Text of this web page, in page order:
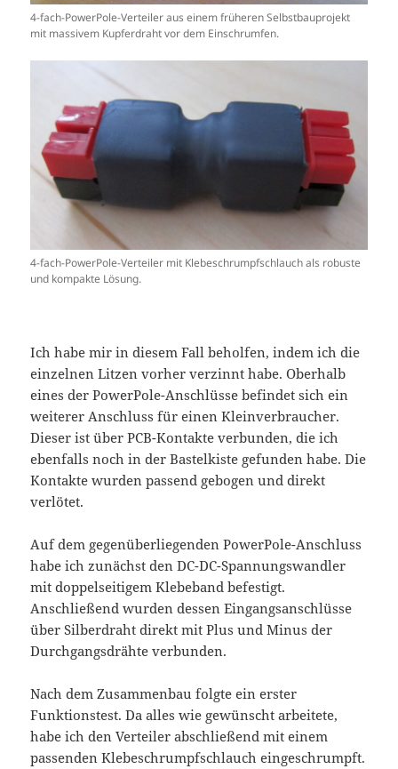
4-fach-PowerPole-Verteiler aus einem früheren Selbstbauprojekt
mit massivem Kupferdraht vor dem Einschrumfen.
4-fach-PowerPole-Verteiler mit Klebeschrumpfschlauch als robuste
und kompakte Lösung.
Ich habe mir in diesem Fall beholfen, indem ich die
einzelnen Litzen vorher verzinnt habe. Oberhalb
eines der PowerPole-Anschlüsse befindet sich ein
weiterer Anschluss für einen Kleinverbraucher.
Dieser ist über PCB-Kontakte verbunden, die ich
ebenfalls noch in der Bastelkiste gefunden habe. Die
Kontakte wurden passend gebogen und direkt
verlötet.
Auf dem gegenüberliegenden PowerPole-Anschluss
habe ich zunächst den DC-DC-Spannungswandler
mit doppelseitigem Klebeband befestigt.
Anschließend wurden dessen Eingangsanschlüsse
über Silberdraht direkt mit Plus und Minus der
Durchgangsdrähte verbunden.
Nach dem Zusammenbau folgte ein erster
Funktionstest. Da alles wie gewünscht arbeitete,
habe ich den Verteiler abschließend mit einem
passenden Klebeschrumpfschlauch eingeschrumpft.